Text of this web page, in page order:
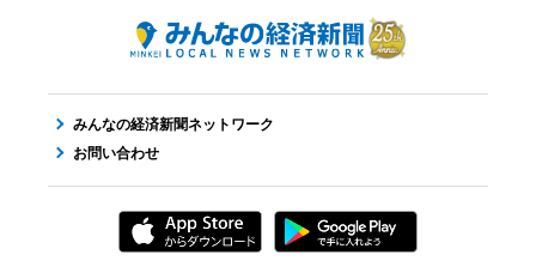
みんなの経済新聞ネットワーク
お問い合わせ